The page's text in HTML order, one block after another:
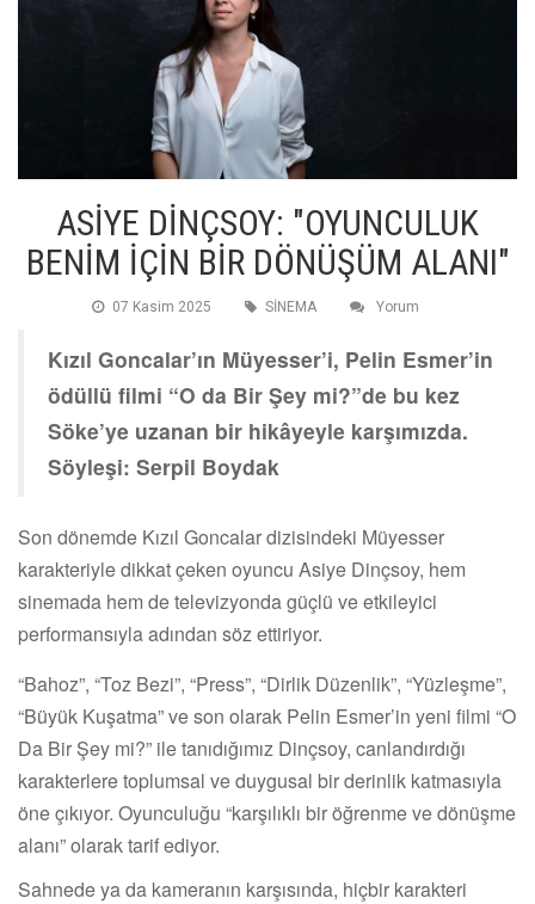
ASİYE DİNÇSOY: "OYUNCULUK
BENİM İÇİN BİR DÖNÜŞÜM ALANI"
07 Kasim 2025 SİNEMA Yorum
Kızıl Goncalar’ın Müyesser’i, Pelin Esmer’in
ödüllü filmi “O da Bir Şey mi?”de bu kez
Söke’ye uzanan bir hikâyeyle karşımızda.
Söyleşi: Serpil Boydak
Son dönemde Kızıl Goncalar dizisindeki Müyesser
karakteriyle dikkat çeken oyuncu Asiye Dinçsoy, hem
sinemada hem de televizyonda güçlü ve etkileyici
performansıyla adından söz ettiriyor.
“Bahoz”, “Toz Bezi”, “Press”, “Dirlik Düzenlik”, “Yüzleşme”,
“Büyük Kuşatma” ve son olarak Pelin Esmer’in yeni filmi “O
Da Bir Şey mi?” ile tanıdığımız Dinçsoy, canlandırdığı
karakterlere toplumsal ve duygusal bir derinlik katmasıyla
öne çıkıyor. Oyunculuğu “karşılıklı bir öğrenme ve dönüşme
alanı” olarak tarif ediyor.
Sahnede ya da kameranın karşısında, hiçbir karakteri